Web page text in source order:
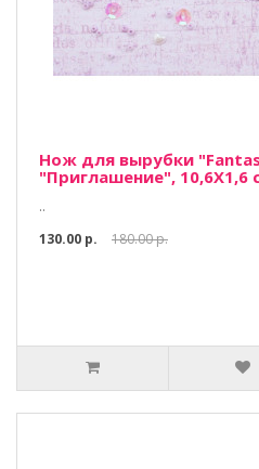
Нож для вырубки
"Приглашение", 10,6Х1,6
..
130.00 р.
180.00 р.